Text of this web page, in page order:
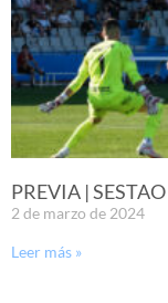
PREVIA |
2 de marzo de 2024
Leer más »